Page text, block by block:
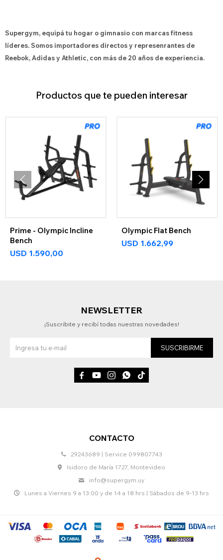
Supergym, equipá tu hogar o gimnasio con marcas fitness
líderes. Somos importadores directos y represenrantes de
Reebok, Adidas y Athletic, con más de 20 años de experiencia.
Productos que te pueden interesar
Prime - Olympic Incline
Bench
USD 1.590,00
Olympic Flat Bench
USD 1.662,99
CONTACTO
29243689 | Service 099807743
Isidoro de María 1727, Montevideo
info@supergym.uy
Lunes a Viernes 9 a 13:00 y de 14 a 18 hrs | Sábados de 9-13 hrs
NEWSLETTER
¡Suscribite y recibí todas nuestras novedades!
SUSCRIBIRME
    